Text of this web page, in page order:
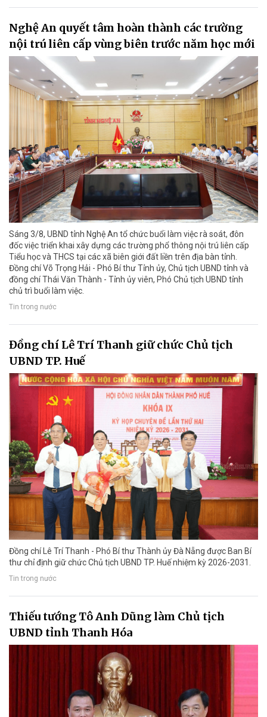
Nghệ An quyết tâm hoàn thành các trường
nội trú liên cấp vùng biên trước năm học mới
Sáng 3/8, UBND tỉnh Nghệ An tổ chức buổi làm việc rà soát, đôn
đốc việc triển khai xây dựng các trường phổ thông nội trú liên cấp
Tiểu học và THCS tại các xã biên giới đất liền trên địa bàn tỉnh.
Đồng chí Võ Trọng Hải - Phó Bí thư Tỉnh ủy, Chủ tịch UBND tỉnh và
đồng chí Thái Văn Thành - Tỉnh ủy viên, Phó Chủ tịch UBND tỉnh
chủ trì buổi làm việc.
Tin trong nước
Đồng chí Lê Trí Thanh giữ chức Chủ tịch
UBND TP. Huế
Đồng chí Lê Trí Thanh - Phó Bí thư Thành ủy Đà Nẵng được Ban Bí
thư chỉ định giữ chức Chủ tịch UBND TP. Huế nhiệm kỳ 2026-2031.
Tin trong nước
Thiếu tướng Tô Anh Dũng làm Chủ tịch
UBND tỉnh Thanh Hóa